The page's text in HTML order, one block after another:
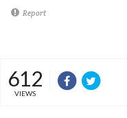
Report
612
VIEWS